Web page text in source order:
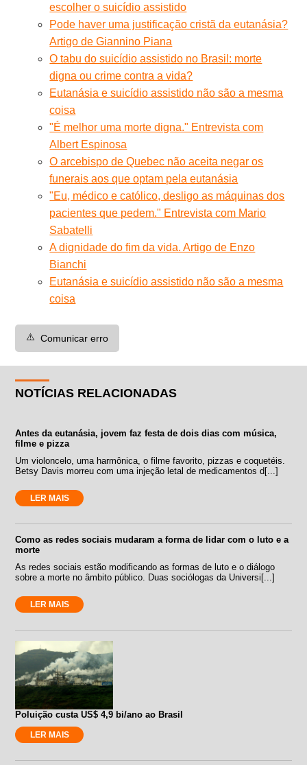
escolher o suicídio assistido
Pode haver uma justificação cristã da eutanásia?
Artigo de Giannino Piana
O tabu do suicídio assistido no Brasil: morte
digna ou crime contra a vida?
Eutanásia e suicídio assistido não são a mesma
coisa
"É melhor uma morte digna." Entrevista com
Albert Espinosa
O arcebispo de Quebec não aceita negar os
funerais aos que optam pela eutanásia
"Eu, médico e católico, desligo as máquinas dos
pacientes que pedem." Entrevista com Mario
Sabatelli
A dignidade do fim da vida. Artigo de Enzo
Bianchi
Eutanásia e suicídio assistido não são a mesma
coisa
⚠️ Comunicar erro
NOTÍCIAS RELACIONADAS
Antes da eutanásia, jovem faz festa de dois dias com música,
filme e pizza
Um violoncelo, uma harmônica, o filme favorito, pizzas e coquetéis.
Betsy Davis morreu com uma injeção letal de medicamentos d[...]
LER MAIS
Como as redes sociais mudaram a forma de lidar com o luto e a
morte
As redes sociais estão modificando as formas de luto e o diálogo
sobre a morte no âmbito público. Duas sociólogas da Universi[...]
LER MAIS
Poluição custa US$ 4,9 bi/ano ao Brasil
LER MAIS